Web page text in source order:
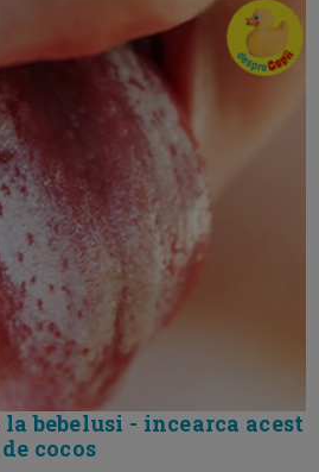
bebelusi - incearca acest
cocos